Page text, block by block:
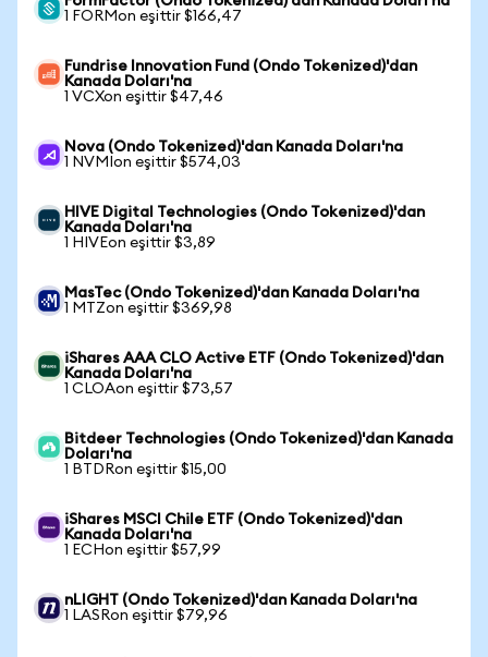
1 FORMon eşittir $166,47
Fundrise Innovation Fund (Ondo Tokenized)'dan
Kanada Doları'na
1 VCXon eşittir $47,46
Nova (Ondo Tokenized)'dan Kanada Doları'na
1 NVMIon eşittir $574,03
HIVE Digital Technologies (Ondo Tokenized)'dan
Kanada Doları'na
1 HIVEon eşittir $3,89
MasTec (Ondo Tokenized)'dan Kanada Doları'na
1 MTZon eşittir $369,98
iShares AAA CLO Active ETF (Ondo Tokenized)'dan
Kanada Doları'na
1 CLOAon eşittir $73,57
Bitdeer Technologies (Ondo Tokenized)'dan Kanada
Doları'na
1 BTDRon eşittir $15,00
iShares MSCI Chile ETF (Ondo Tokenized)'dan
Kanada Doları'na
1 ECHon eşittir $57,99
nLIGHT (Ondo Tokenized)'dan Kanada Doları'na
1 LASRon eşittir $79,96